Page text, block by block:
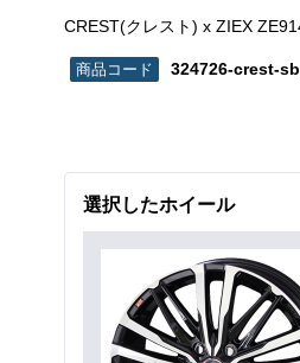
CREST(クレスト) x ZIEX
324726-crest-
選択したホイール